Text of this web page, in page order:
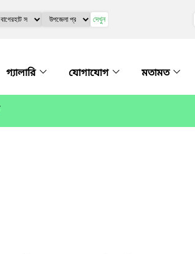
দেখুন
গ্যালারি যোগাযোগ মতামত